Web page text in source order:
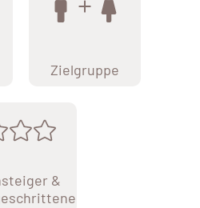
Zielgruppe
&